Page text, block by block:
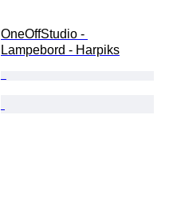
OneOffStudio -
Lampebord - Harpiks